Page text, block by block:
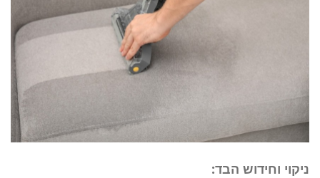
ניקוי וחידוש הבד: